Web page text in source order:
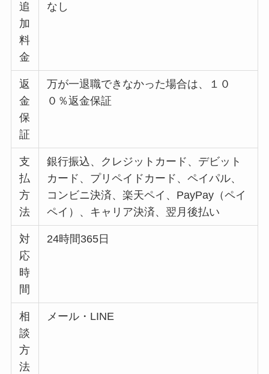
追
加
料
金
なし
返
金
保
証
万が一退職できなかった場合は、１０
０％返金保証
支
払
方
法
銀行振込、クレジットカード、デビット
カード、プリペイドカード、ペイパル、
コンビニ決済、楽天ペイ、PayPay（ペイ
ペイ）、キャリア決済、翌月後払い
対
応
時
間
24時間365日
相
談
方
法
メール・LINE